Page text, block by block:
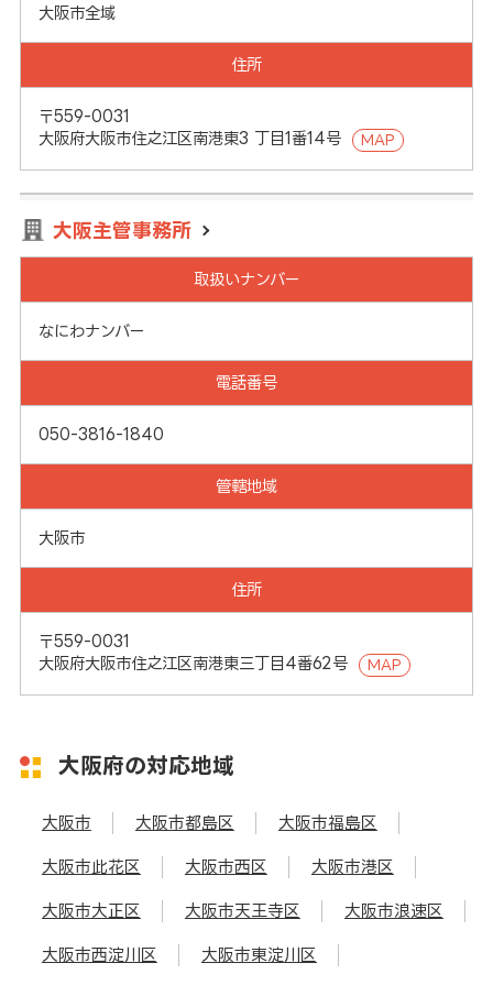
大阪市全域
住所
〒559-0031
大阪府大阪市住之江区南港東3 丁目1番14号
MAP
大阪主管事務所
取扱いナンバー
なにわナンバー
電話番号
050-3816-1840
管轄地域
大阪市
住所
〒559-0031
大阪府大阪市住之江区南港東三丁目4番62号
MAP
大阪府の対応地域
大阪市 大阪市都島区 大阪市福島区
大阪市此花区 大阪市西区 大阪市港区
大阪市大正区 大阪市天王寺区 大阪市浪速区
大阪市西淀川区 大阪市東淀川区